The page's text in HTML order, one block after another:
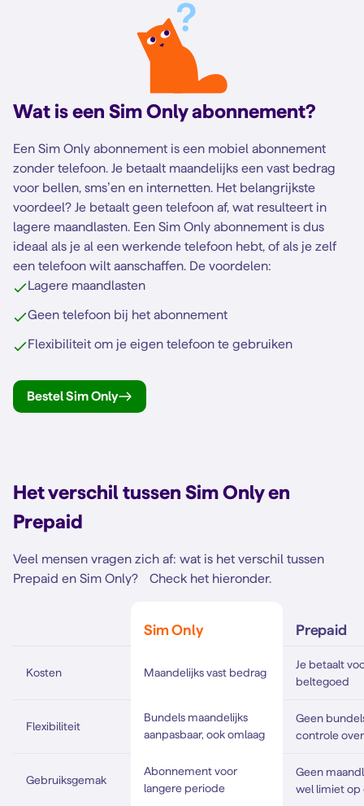
Wat is een Sim Only abonnement?
Een Sim Only abonnement is een mobiel abonnement
zonder telefoon. Je betaalt maandelijks een vast bedrag
voor bellen, sms’en en internetten. Het belangrijkste
voordeel? Je betaalt geen telefoon af, wat resulteert in
lagere maandlasten. Een Sim Only abonnement is dus
ideaal als je al een werkende telefoon hebt, of als je zelf
een telefoon wilt aanschaffen. De voordelen:
Lagere maandlasten
Geen telefoon bij het abonnement
Flexibiliteit om je eigen telefoon te gebruiken
Bestel Sim Only
Het verschil tussen Sim Only en
Prepaid
Veel mensen vragen zich af: wat is het verschil tussen
Prepaid en Sim Only? Check het hieronder.
Kosten
Flexibiliteit
Gebruiksgemak
Sim Only
Maandelijks vast bedrag
Bundels maandelijks
aanpasbaar, ook omlaag
Abonnement voor
langere periode
Prepaid
Je betaalt
beltegoed
Geen
controle
Geen
wel limiet op